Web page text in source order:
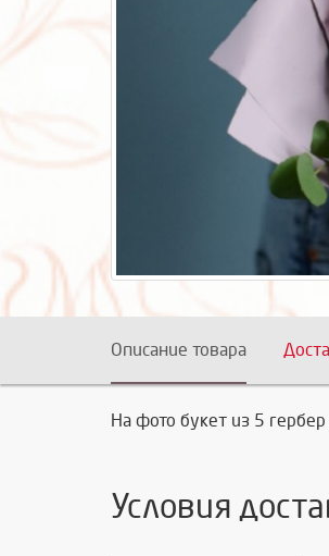
Описание товара
На фото букет из 5
Условия